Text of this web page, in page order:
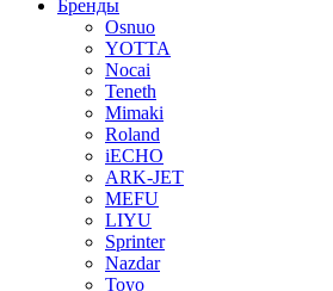
Бренды
Osnuo
YOTTA
Nocai
Teneth
Mimaki
Roland
iECHO
ARK-JET
MEFU
LIYU
Sprinter
Nazdar
Toyo